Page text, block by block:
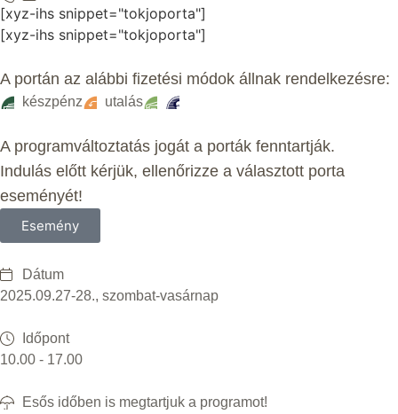
[xyz-ihs snippet="tokjoporta"]
[xyz-ihs snippet="tokjoporta"]
A portán az alábbi fizetési módok állnak rendelkezésre:
készpénz utalás
A programváltoztatás jogát a porták fenntartják.
Indulás előtt kérjük, ellenőrizze a választott porta
eseményét!
Esemény
Dátum
2025.09.27-28., szombat-vasárnap
Időpont
10.00 - 17.00
Esős időben is megtartjuk a programot!